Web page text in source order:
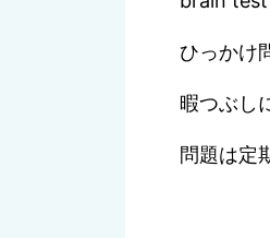
UNICO
「brain
10億回以